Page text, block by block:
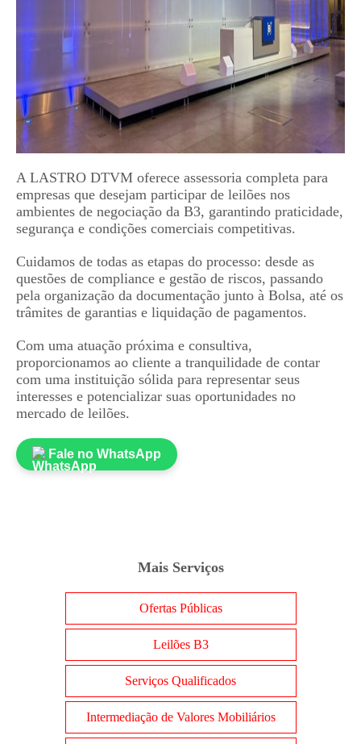
A LASTRO DTVM oferece assessoria completa para
empresas que desejam participar de leilões nos
ambientes de negociação da B3, garantindo praticidade,
segurança e condições comerciais competitivas.
Cuidamos de todas as etapas do processo: desde as
questões de compliance e gestão de riscos, passando
pela organização da documentação junto à Bolsa, até os
trâmites de garantias e liquidação de pagamentos.
Com uma atuação próxima e consultiva,
proporcionamos ao cliente a tranquilidade de contar
com uma instituição sólida para representar seus
interesses e potencializar suas oportunidades no
mercado de leilões.
Fale no WhatsApp
Mais Serviços
Ofertas Públicas
Leilões B3
Serviços Qualificados
Intermediação de Valores Mobiliários